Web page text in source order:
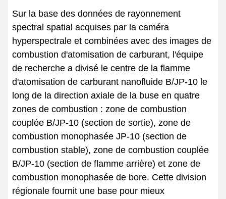
Sur la base des données de rayonnement
spectral spatial acquises par la caméra
hyperspectrale et combinées avec des images de
combustion d'atomisation de carburant, l'équipe
de recherche a divisé le centre de la flamme
d'atomisation de carburant nanofluide B/JP-10 le
long de la direction axiale de la buse en quatre
zones de combustion : zone de combustion
couplée B/JP-10 (section de sortie), zone de
combustion monophasée JP-10 (section de
combustion stable), zone de combustion couplée
B/JP-10 (section de flamme arrière) et zone de
combustion monophasée de bore. Cette division
régionale fournit une base pour mieux